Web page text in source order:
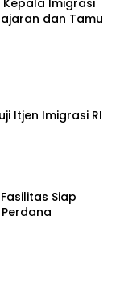
dan Tamu
Itjen Imigrasi RI
Siap